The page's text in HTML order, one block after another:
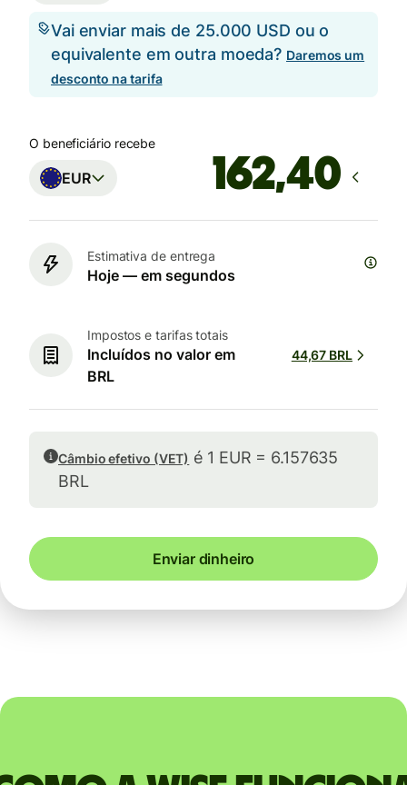
Vai enviar mais de 25.000 USD ou o
equivalente em outra moeda? Daremos um
desconto na tarifa
O beneficiário recebe
EUR
Estimativa de entrega
Hoje — em segundos
Impostos e tarifas totais
Incluídos no valor em
BRL
44,67 BRL
Câmbio efetivo (VET) é 1 EUR = 6.157635
BRL
Enviar dinheiro